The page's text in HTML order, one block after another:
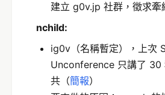
建立 g0v.jp 社群，徵求牽
nchild:
ig0v（名稱暫定），上次
Unconference 只講了 30
共（簡報）